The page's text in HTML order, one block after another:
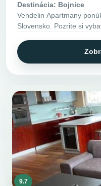
Destinácia: Bojnice
Vendelin Apartmany
Slovensko. Pozrite si
9.7